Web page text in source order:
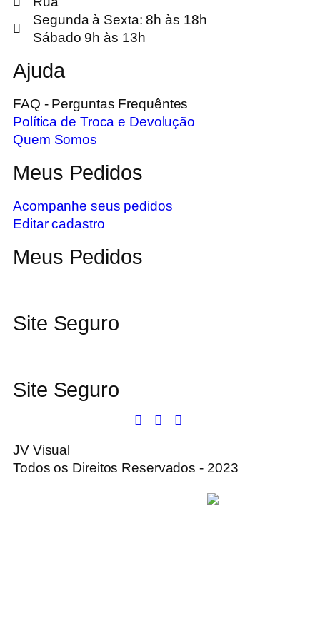
Segunda à Sexta: 8h às 18h
Sábado 9h às 13h
Ajuda
FAQ - Perguntas Frequêntes
Política de Troca e Devolução
Quem Somos
Meus Pedidos
Acompanhe seus pedidos
Editar cadastro
Meus Pedidos
Site Seguro
Site Seguro
JV Visual
Todos os Direitos Reservados - 2023